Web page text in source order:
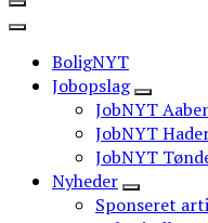
BoligNYT
Jobopslag
JobNYT
JobNYT
JobNYT
Nyheder
Sponseret